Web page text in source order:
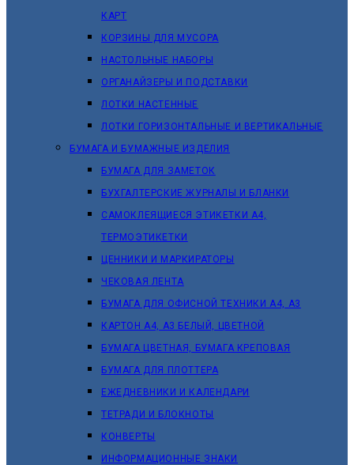
КАРТ
КОРЗИНЫ ДЛЯ МУСОРА
НАСТОЛЬНЫЕ НАБОРЫ
ОРГАНАЙЗЕРЫ И ПОДСТАВКИ
ЛОТКИ НАСТЕННЫЕ
ЛОТКИ ГОРИЗОНТАЛЬНЫЕ И ВЕРТИКАЛЬНЫЕ
БУМАГА И БУМАЖНЫЕ ИЗДЕЛИЯ
БУМАГА ДЛЯ ЗАМЕТОК
БУХГАЛТЕРСКИЕ ЖУРНАЛЫ И БЛАНКИ
САМОКЛЕЯЩИЕСЯ ЭТИКЕТКИ А4,
ТЕРМОЭТИКЕТКИ
ЦЕННИКИ И МАРКИРАТОРЫ
ЧЕКОВАЯ ЛЕНТА
БУМАГА ДЛЯ ОФИСНОЙ ТЕХНИКИ А4, А3
КАРТОН А4, А3 БЕЛЫЙ, ЦВЕТНОЙ
БУМАГА ЦВЕТНАЯ, БУМАГА КРЕПОВАЯ
БУМАГА ДЛЯ ПЛОТТЕРА
ЕЖЕДНЕВНИКИ И КАЛЕНДАРИ
ТЕТРАДИ И БЛОКНОТЫ
КОНВЕРТЫ
ИНФОРМАЦИОННЫЕ ЗНАКИ